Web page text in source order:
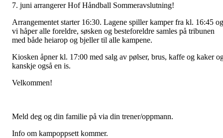
7. juni arrangerer Hof Håndball Sommeravslutning!
Arrangementet starter 16:30. Lagene spiller kamper fra kl. 16:45 og
vi håper alle foreldre, søsken og besteforeldre samles på tribunen
med både heiarop og bjeller til alle kampene.
Kiosken åpner kl. 17:00 med salg av pølser, brus, kaffe og kaker
kanskje også en is.
Velkommen!
Meld deg og din familie på via din trener/oppmann.
Info om kampoppsett kommer.